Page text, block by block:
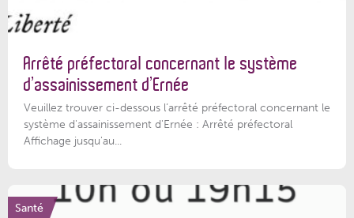
Arrêté préfectoral concernant le système
d’assainissement d’Ernée
Veuillez trouver ci-dessous l’arrêté préfectoral concernant le
système d'assainissement d'Ernée : Arrêté préfectoral
Affichage jusqu'au...
Santé